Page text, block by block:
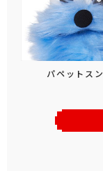
パペットス